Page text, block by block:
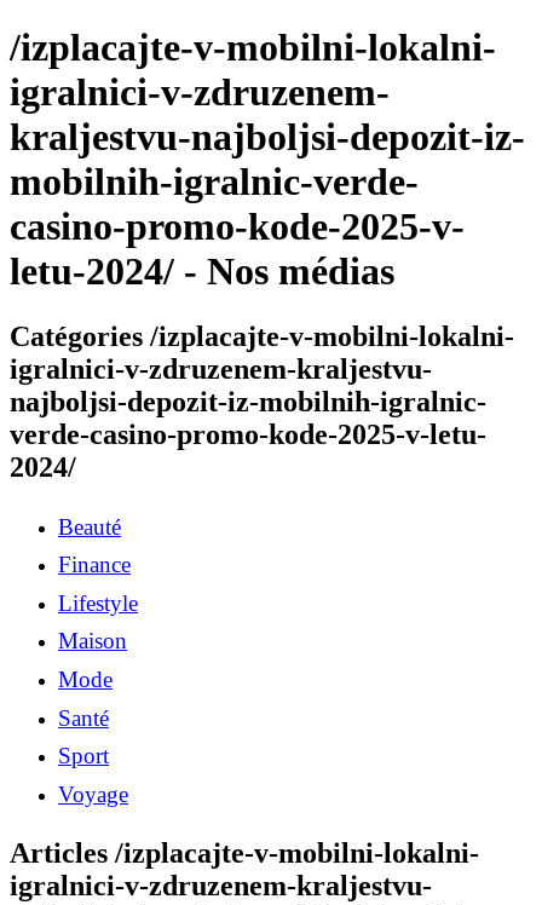
/izplacajte-v-mobilni-lokalni-
igralnici-v-zdruzenem-
kraljestvu-najboljsi-depozit-iz-
mobilnih-igralnic-verde-
casino-promo-kode-2025-v-
letu-2024/ - Nos médias
Catégories /izplacajte-v-mobilni-lokalni-
igralnici-v-zdruzenem-kraljestvu-
najboljsi-depozit-iz-mobilnih-igralnic-
verde-casino-promo-kode-2025-v-letu-
2024/
Beauté
Finance
Lifestyle
Maison
Mode
Santé
Sport
Voyage
Articles /izplacajte-v-mobilni-lokalni-
igralnici-v-zdruzenem-kraljestvu-